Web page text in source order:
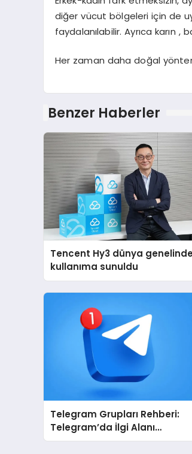
diğer vücut bölgeleri için de
faydalanılabilir. Ayrıca karın ,
Her zaman daha doğal
Benzer Haberler
Tencent Hy3 dünya
kullanıma sunuldu
Telegram Grupları Rehberi:
Telegram’da İlgi Alanı
Topluluklarını Bulmanın